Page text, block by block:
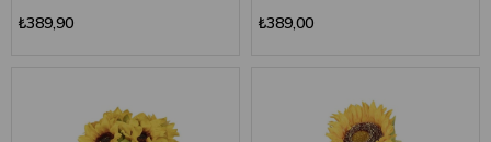
₺389,90 ₺389,00